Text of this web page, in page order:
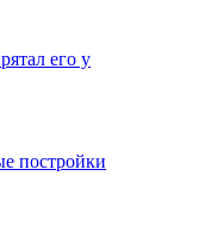
его у
постройки